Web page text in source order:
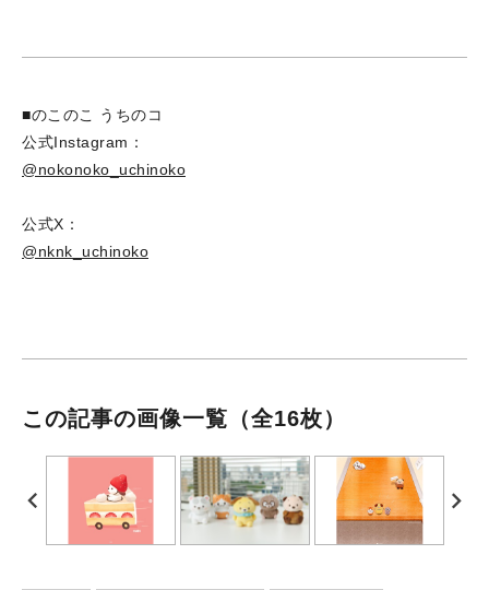
■のこのこ うちのコ
公式Instagram：
@nokonoko_uchinoko
公式X：
@nknk_uchinoko
この記事の画像一覧 （全16枚）